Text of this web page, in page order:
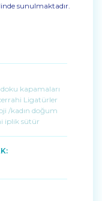
sunulmaktadır.
kapamaları
Ligatürler
/kadın doğum
iplik sütür